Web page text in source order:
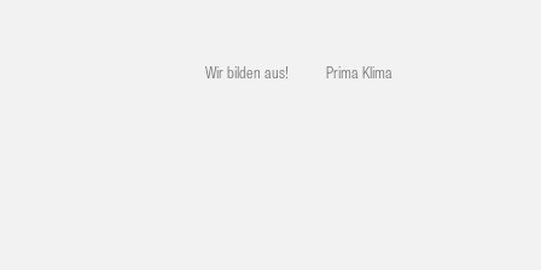
Wir bilden aus! Prima Klima